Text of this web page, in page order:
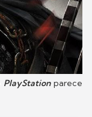
PlayStationparece